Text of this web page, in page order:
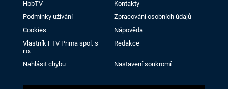
HbbTV
Kontakty
Podmínky užívání
Zpracování osobních údajů
Cookies
Nápověda
Vlastník FTV Prima spol. s
r.o.
Redakce
Nahlásit chybu Nastavení soukromí